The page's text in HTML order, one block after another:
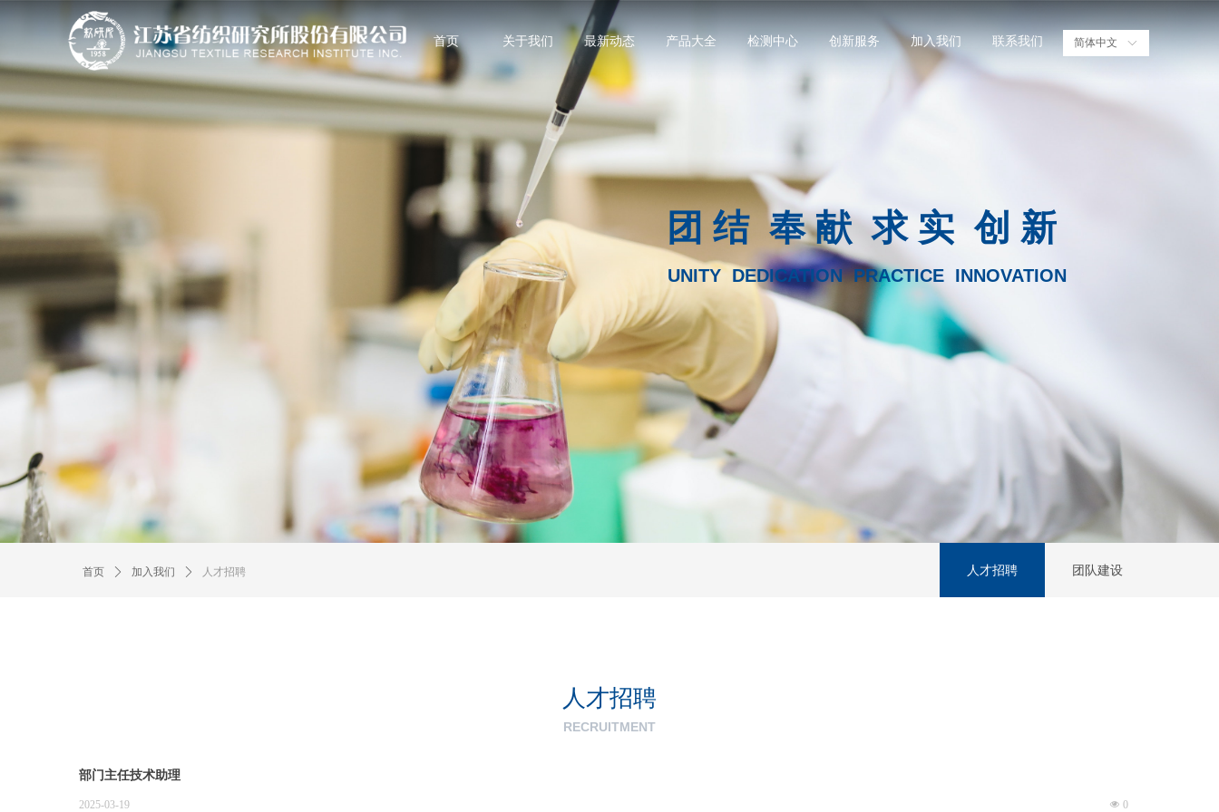
首页 关于我们 最新动态 产品大全 检测中心 创新服务 加入我们 联系我们 ꀅ
简体中文
UNITY DEDICATION PRACTICE INNOVATION
团 结 奉 献 求 实 创 新
首页 ꄲ 加入我们 ꄲ 人才招聘 人才招聘 团队建设
人才招聘
RECRUITMENT
部门主任技术助理
넶 0
2025-03-19